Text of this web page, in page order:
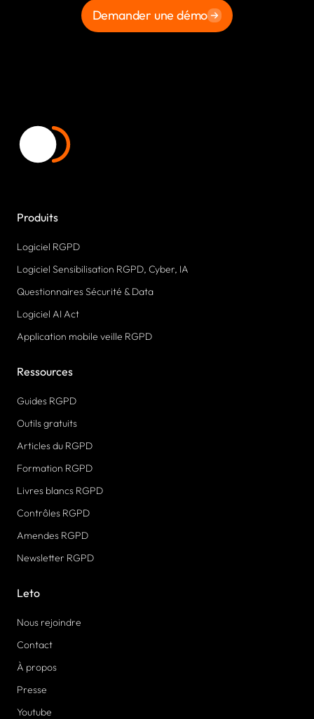
Demander une démo
Produits
Logiciel RGPD
Logiciel Sensibilisation RGPD, Cyber, IA
Questionnaires Sécurité & Data
Logiciel AI Act
Application mobile veille RGPD
Ressources
Guides RGPD
Outils gratuits
Articles du RGPD
Formation RGPD
Livres blancs RGPD
Contrôles RGPD
Amendes RGPD
Newsletter RGPD
Leto
Nous rejoindre
Contact
À propos
Presse
Youtube